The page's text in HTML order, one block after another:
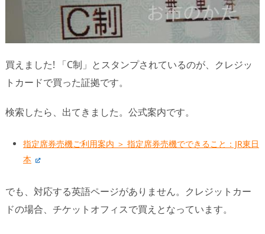
買えました! 「C制」とスタンプされているのが、クレジッ
トカードで買った証拠です。
検索したら、出てきました。公式案内です。
指定席券売機ご利用案内 ＞ 指定席券売機でできること：JR東日
本
でも、対応する英語ページがありません。クレジットカー
ドの場合、チケットオフィスで買えとなっています。